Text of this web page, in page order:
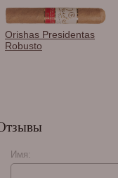
Deluxe (на 300 сигар)
Orishas Presidentas
Robusto
Имя: